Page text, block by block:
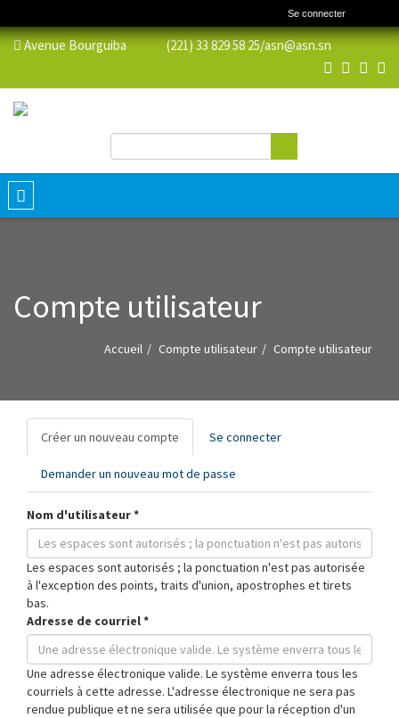
Se connecter
Avenue Bourguiba (221) 33 829 58 25/asn@asn.sn
Formulaire de recherche
Toggle
navigation
Compte utilisateur
Accueil Compte utilisateur Compte utilisateur
Onglets
principaux
Créer un nouveau compte (onglet
actif)
Se connecter
Demander un nouveau mot de passe
Nom d'utilisateur*
Les espaces sont autorisés ; la ponctuation n'est pas autorisée
à l'exception des points, traits d'union, apostrophes et tirets
bas.
Adresse de courriel*
Une adresse électronique valide. Le système enverra tous les
courriels à cette adresse. L'adresse électronique ne sera pas
rendue publique et ne sera utilisée que pour la réception d'un